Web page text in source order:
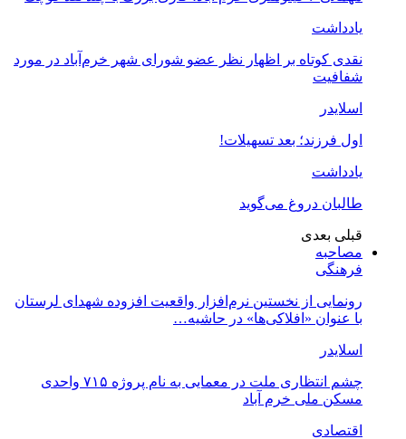
یادداشت
نقدی کوتاه بر اظهار نظر عضو شورای شهر خرم‌آباد در مورد
شفافیت
اسلایدر
اول فرزند؛ بعد تسهیلات!
یادداشت
طالبان دروغ می‌گوید
قبلی بعدی
مصاحبه
فرهنگی
رونمایی از نخستین نرم‌افزار واقعیت افزوده شهدای لرستان
با عنوان «افلاکی‌ها» در حاشیه…
اسلایدر
چشم انتظاری ملت در معمایی به نام پروژه ۷۱۵ واحدی
مسکن ملی خرم آباد
اقتصادی